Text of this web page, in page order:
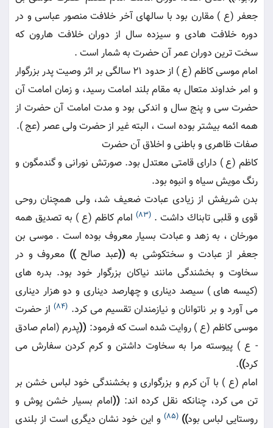
جعفر (ع ) مقارن بود با سالهاى آخر خلافت منصور عباسى و در
دوره خلافت هادى و سيزده سال از دوران خلافت هارون كه
سخت ترين دوران عمر آن حضرت به شمار است .
امام موسى كاظم (ع ) از حدود 21 سالگى بر اثر وصيت پدر بزرگوار
و امر خداوند متعال به مقام بلند امامت رسيد، و زمان امامت آن
حضرت سى و پنج سال و اندكى بود و مدت امامت آن حضرت از
همه ائمه بيشتر بوده است ، البته غير از حضرت ولى عصر (عج ).
صفات ظاهرى و باطنى و اخلاق آن حضرت
كاظم (ع ) داراى قامتى معتدل بود. صورتش نورانى و گندمگون و
رنگ مويش سياه و انبوه بود.
بدن شريفش از زيادى عبادت ضعيف شد، ولى همچنان روحى
قوى و قلبى تابناك داشت . (83)
امام كاظم (ع ) به تصديق همه
مورخان ، به زهد و عبادت بسيار معروف بوده است . موسى بن
جعفر از عبادت و سختكوشى به ((عبد صالح)) معروف و در
سخاوت و بخشندگى مانند نياكان بزرگوار خود بود. بدره هاى
(كيسه هاى ) سيصد دينارى و چهارصد دينارى و دو هزار دينارى
مى آورد و بر ناتوانان و نيازمندان تقسيم مى كرد. (84)
از حضرت
موسى كاظم (ع ) روايت شده است كه فرمود: ((پدرم (امام صادق
- ع ) پيوسته مرا به سخاوت داشتن و كرم كردن سفارش مى
كرد))
.
امام (ع ) با آن كرم و بزرگوارى و بخشندگى خود لباس خشن بر
تن مى كرد، چنانكه نقل كرده اند: ((امام بسيار خشن پوش و
روستايى لباس بود))
(85)
و اين خود نشان ديگرى است از بلندى